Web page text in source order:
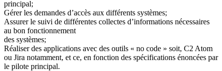
principal;
Gérer les demandes d’accès aux différents systèmes;
Assurer le suivi de différentes collectes d’informations nécessaires
au bon fonctionnement
des systèmes;
Réaliser des applications avec des outils « no code » soit, C2 Atom
ou Jira notamment, et ce, en fonction des spécifications énoncées par
le pilote principal.